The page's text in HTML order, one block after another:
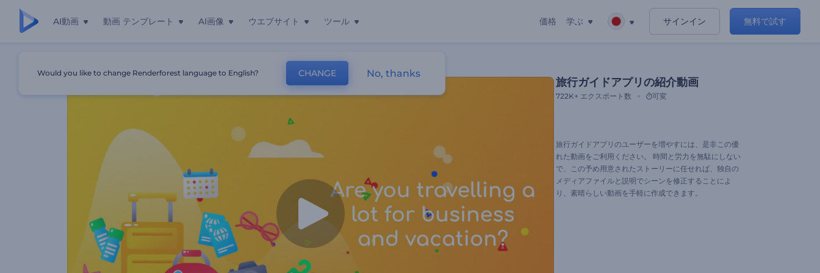
AI動画 動画 テンプレート AI画像 ウエブサイト ツール 価格 学ぶ サインイン 無料で試す
旅行ガイドアプリの紹介動画
722K+ エクスポート数 可変
旅行ガイドアプリのユーザーを増やすには、是非この優
れた動画をご利用ください。 時間と労力を無駄にしない
で、この予め用意されたストーリーに任せれば、独自の
メディアファイルと説明でシーンを修正することによ
り、素晴らしい動画を手軽に作成できます。
Would you like to change Renderforest language to English? CHANGE No, thanks